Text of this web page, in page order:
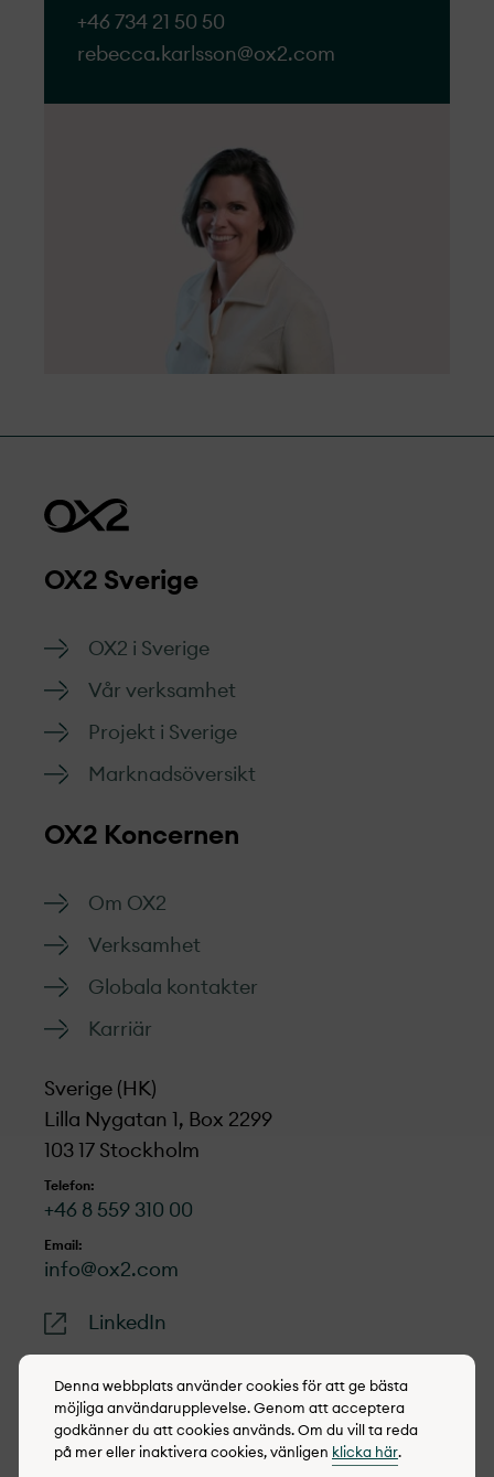
+46 734 21 50 50
rebecca.karlsson@ox2.com
OX2 Sverige
OX2 i Sverige
Vår verksamhet
Projekt­ i Sverige
Marknads­översikt
OX2 Koncernen
Om OX2
Verksamhet
Globala kontakter
Karriär
Sverige (HK)
Lilla Nygatan 1, Box 2299
103 17 Stockholm
Telefon:
+46 8 559 310 00
Email:
info@ox2.com
LinkedIn
© 2022-2026 OX2
Denna webbplats använder cookies för att ge bästa
möjliga användarupplevelse. Genom att acceptera
godkänner du att cookies används. Om du vill ta reda
på mer eller inaktivera cookies, vänligen klicka här.